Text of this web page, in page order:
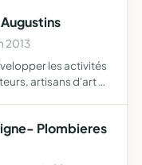
2013
les activités
artisans d'art et
Plombieres